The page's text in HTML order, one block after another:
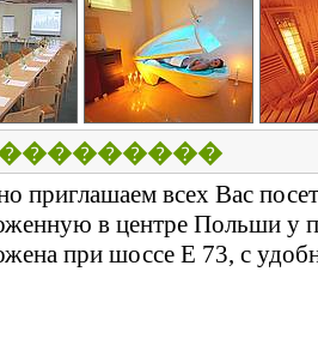
приглашаем всех Вас
в центре Польши у
при шоссе Е 73, с